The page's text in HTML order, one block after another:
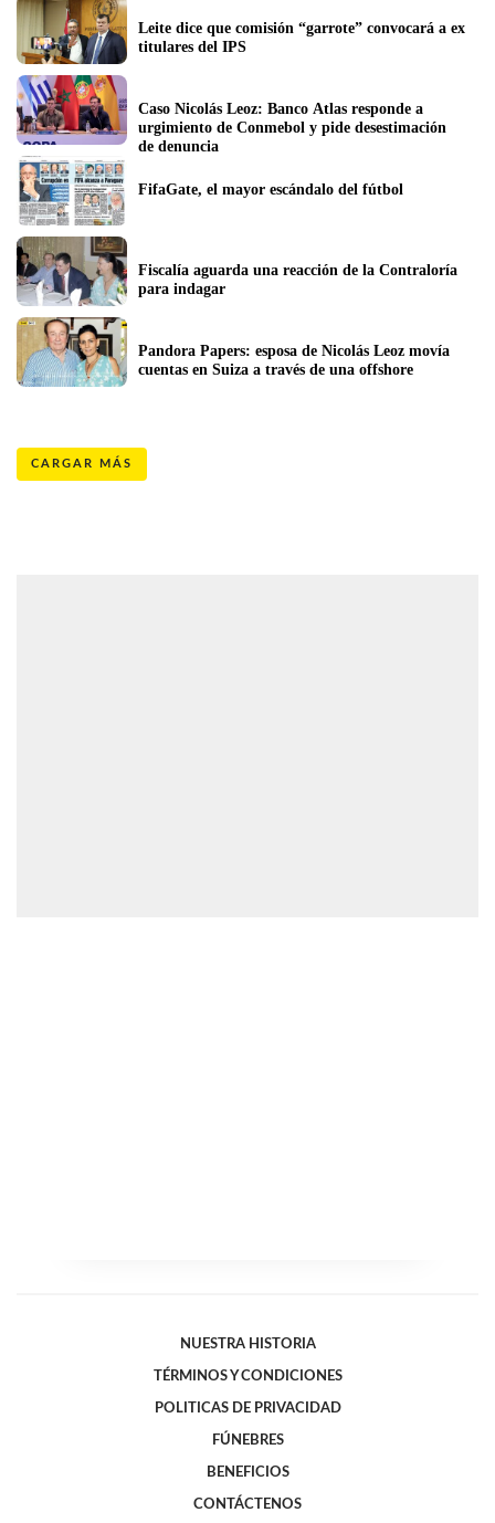
Leite dice que comisión “garrote” convocará a ex
titulares del IPS
Caso Nicolás Leoz: Banco Atlas responde a
urgimiento de Conmebol y pide desestimación
de denuncia
FifaGate, el mayor escándalo del fútbol
Fiscalía aguarda una reacción de la Contraloría
para indagar
Pandora Papers: esposa de Nicolás Leoz movía
cuentas en Suiza a través de una offshore
CARGAR MÁS
NUESTRA HISTORIA
TÉRMINOS Y CONDICIONES
POLITICAS DE PRIVACIDAD
FÚNEBRES
BENEFICIOS
CONTÁCTENOS